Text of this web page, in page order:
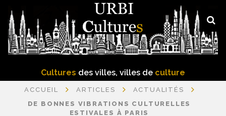
Cultures des villes, villes de culture
ACCUEIL ARTICLES
ACTUALITÉS
DE BONNES VIBRATIONS CULTURELLES
ESTIVALES À PARIS